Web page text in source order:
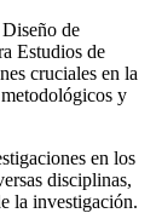
de
Estudios de
cruciales en la
y
en los
disciplinas,
la investigación.